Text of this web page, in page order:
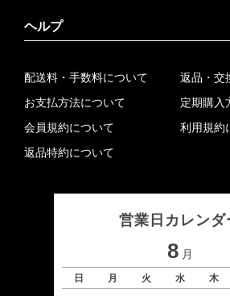
ヘルプ
配送料・手数料について
お支払方法について
会員規約について
返品特約について
返品・交
定期購入
利用規約
営業日カレンダ
8 月
日 月 火 水 木